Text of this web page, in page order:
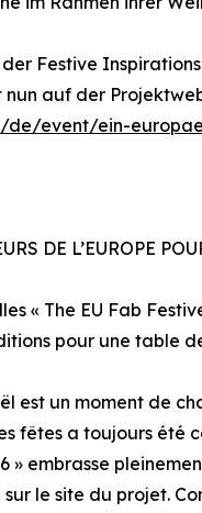
Festive
nun auf der
de/event/ein-
DE L’EUROPE
« The EU Fab
pour une table
est un moment de
fêtes a toujours été
» embrasse
le site du projet.